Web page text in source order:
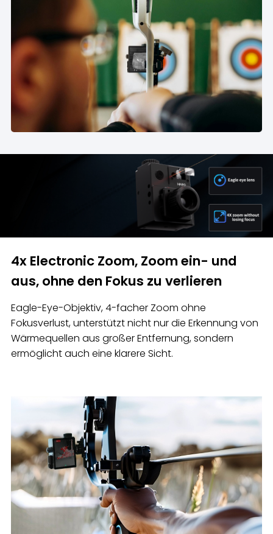
4x Electronic Zoom, Zoom ein- und
aus, ohne den Fokus zu verlieren
Eagle-Eye-Objektiv, 4-facher Zoom ohne
Fokusverlust, unterstützt nicht nur die Erkennung von
Wärmequellen aus großer Entfernung, sondern
ermöglicht auch eine klarere Sicht.